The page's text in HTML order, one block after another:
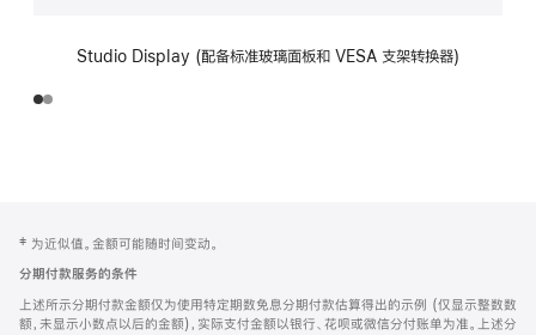
Studio Display (配备标准玻璃面板和 VESA 支架转换器)
页
页
脚
注
‡ 为近似值。金额可能随时间变动。
分期付款服务的条件
上述所示分期付款金额仅为使用特定期数免息分期付款估算得出的示例 (仅显示整数数
额，未显示小数点以后的金额)，实际支付金额以银行、花呗或微信分付账单为准。上述分